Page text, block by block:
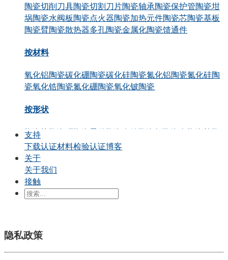
陶瓷切削刀具陶瓷切割刀片陶瓷轴承陶瓷保护管陶瓷坩
埚陶瓷水阀板陶瓷点火器陶瓷加热元件陶瓷芯陶瓷基板
陶瓷臂陶瓷散热器多孔陶瓷金属化陶瓷馈通件
按材料
氧化铝陶瓷碳化硼陶瓷碳化硅陶瓷氮化铝陶瓷氮化硅陶
瓷氧化锆陶瓷氮化硼陶瓷氧化铍陶瓷
按形状
陶瓷块 陶瓷环陶瓷零件 陶瓷套管 陶瓷板陶瓷盘 陶瓷棒 陶
瓷管陶瓷活塞陶瓷轴陶瓷柱塞
通过申请
精密结构陶瓷热陶瓷半导体陶瓷
与电子学机械工业
支持
下载认证材料检验认证博客
关于
关于我们
接触
隐私政策